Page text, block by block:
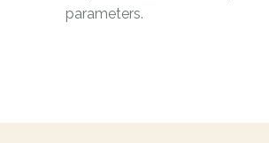
parameters.